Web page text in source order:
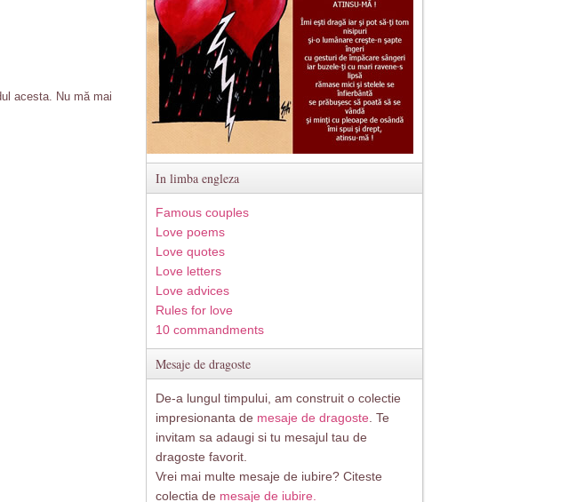
acesta. Nu mă mai
In limba engleza
Famous couples
Love poems
Love quotes
Love letters
Love advices
Rules for love
10 commandments
Mesaje de dragoste
De-a lungul timpului, am construit o colectie
impresionanta de mesaje de dragoste . Te
invitam sa adaugi si tu mesajul tau de
dragoste favorit.
Vrei mai multe mesaje de iubire? Citeste
colectia de mesaje de iubire.